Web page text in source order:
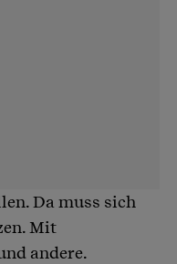
Da muss sich
Mit
andere.